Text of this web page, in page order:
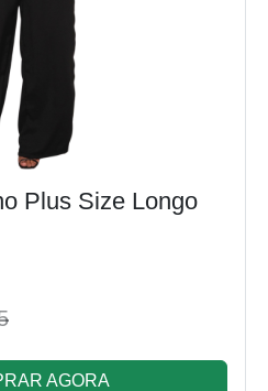
Plus Size Longo
AGORA